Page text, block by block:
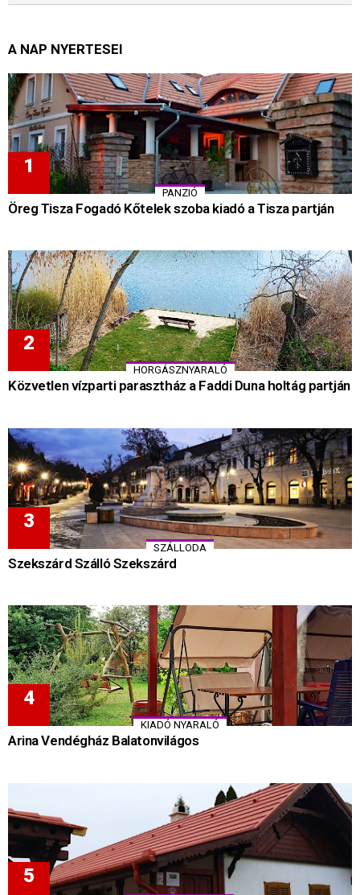
A NAP NYERTESEI
PANZIÓ
Öreg Tisza Fogadó Kőtelek szoba kiadó a Tisza partján
HORGÁSZNYARALÓ
Közvetlen vízparti parasztház a Faddi Duna holtág partján
SZÁLLODA
Szekszárd Szálló Szekszárd
KIADÓ NYARALÓ
Arina Vendégház Balatonvilágos